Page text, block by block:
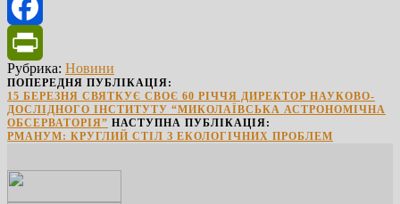
Facebook
PrintFriendly
Рубрика: Новини
ПОПЕРЕДНЯ ПУБЛІКАЦІЯ:
15 БЕРЕЗНЯ СВЯТКУЄ СВОЄ 60 РІЧЧЯ ДИРЕКТОР НАУКОВО-
ДОСЛІДНОГО ІНСТИТУТУ “МИКОЛАЇВСЬКА АСТРОНОМІЧНА
ОБСЕРВАТОРІЯ” НАСТУПНА ПУБЛІКАЦІЯ:
РМАНУМ: КРУГЛИЙ СТІЛ З ЕКОЛОГІЧНИХ ПРОБЛЕМ